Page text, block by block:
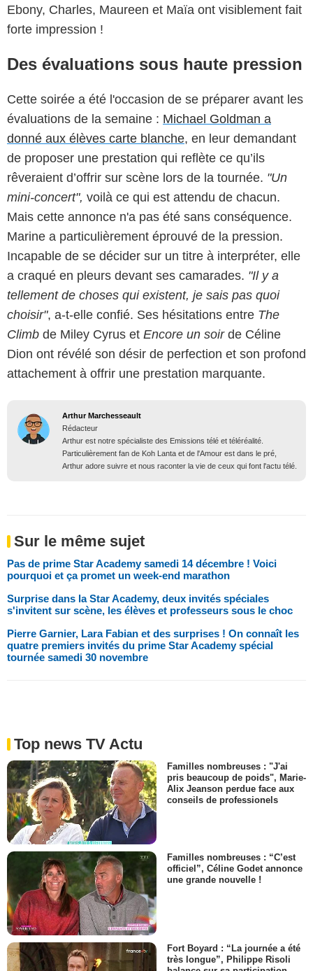
Ebony, Charles, Maureen et Maïa ont visiblement fait
forte impression !
Des évaluations sous haute pression
Cette soirée a été l'occasion de se préparer avant les
évaluations de la semaine : Michael Goldman a
donné aux élèves carte blanche, en leur demandant
de proposer une prestation qui reflète ce qu’ils
rêveraient d’offrir sur scène lors de la tournée. "Un
mini-concert", voilà ce qui est attendu de chacun.
Mais cette annonce n'a pas été sans conséquence.
Marine a particulièrement éprouvé de la pression.
Incapable de se décider sur un titre à interpréter, elle
a craqué en pleurs devant ses camarades. "Il y a
tellement de choses qui existent, je sais pas quoi
choisir", a-t-elle confié. Ses hésitations entre The
Climb de Miley Cyrus et Encore un soir de Céline
Dion ont révélé son désir de perfection et son profond
attachement à offrir une prestation marquante.
Arthur Marchesseault
Rédacteur
Arthur est notre spécialiste des Emissions télé et téléréalité.
Particulièrement fan de Koh Lanta et de l'Amour est dans le pré,
Arthur adore suivre et nous raconter la vie de ceux qui font l'actu télé.
Sur le même sujet
Pas de prime Star Academy samedi 14 décembre ! Voici
pourquoi et ça promet un week-end marathon
Surprise dans la Star Academy, deux invités spéciales
s'invitent sur scène, les élèves et professeurs sous le choc
Pierre Garnier, Lara Fabian et des surprises ! On connaît les
quatre premiers invités du prime Star Academy spécial
tournée samedi 30 novembre
Top news TV Actu
Familles nombreuses : "J'ai
pris beaucoup de poids", Marie-
Alix Jeanson perdue face aux
conseils de professionels
Familles nombreuses : “C’est
officiel”, Céline Godet annonce
une grande nouvelle !
Fort Boyard : “La journée a été
très longue”, Philippe Risoli